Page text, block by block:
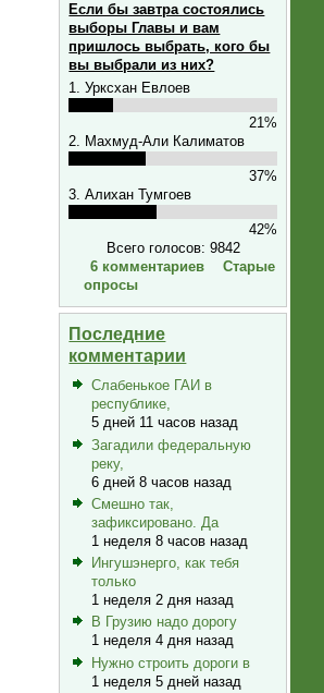
Если бы завтра состоялись
выборы Главы и вам
пришлось выбрать, кого бы
вы выбрали из них?
1. Урксхан Евлоев
21%
2. Махмуд-Али Калиматов
37%
3. Алихан Тумгоев
42%
Всего голосов: 9842
6 комментариев
Старые
опросы
Последние
комментарии
Слабенькое ГАИ в
республике,
5 дней 11 часов назад
Загадили федеральную
реку,
6 дней 8 часов назад
Смешно так,
зафиксировано. Да
1 неделя 8 часов назад
Ингушэнерго, как тебя
только
1 неделя 2 дня назад
В Грузию надо дорогу
1 неделя 4 дня назад
Нужно строить дороги в
1 неделя 5 дней назад